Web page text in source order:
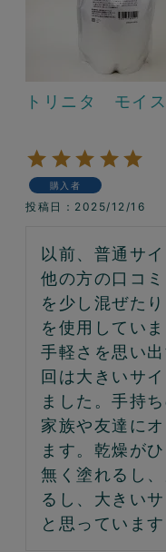
トリニタ モイ
購入者
投稿日 2025/12/16
以前、普通サ
他の方の口コ
を少し混ぜた
を使用してい
手軽さを思い
回は大きいサ
ました。手持
家族や友達に
ます。乾燥が
無く塗れるし
るし、大きい
と思っています